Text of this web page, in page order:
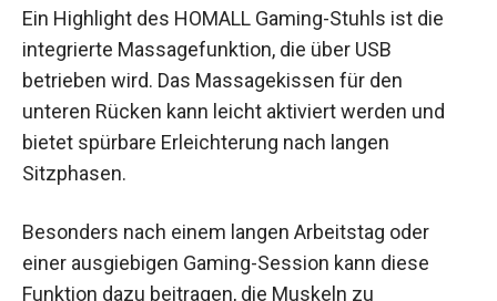
Ein Highlight des HOMALL Gaming-Stuhls ist die
integrierte Massagefunktion, die über USB
betrieben wird. Das Massagekissen für den
unteren Rücken kann leicht aktiviert werden und
bietet spürbare Erleichterung nach langen
Sitzphasen.
Besonders nach einem langen Arbeitstag oder
einer ausgiebigen Gaming-Session kann diese
Funktion dazu beitragen, die Muskeln zu